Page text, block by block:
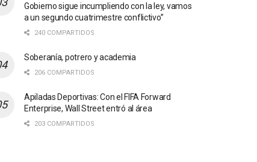
Gobierno sigue incumpliendo con la ley, vamos
a un segundo cuatrimestre conflictivo”
240 COMPARTIDOS
Soberanía, potrero y academia
206 COMPARTIDOS
Apiladas Deportivas: Con el FIFA Forward
Enterprise, Wall Street entró al área
203 COMPARTIDOS